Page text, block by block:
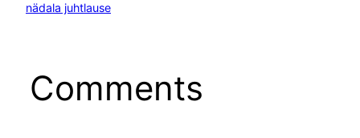
nädala juhtlause
Comments